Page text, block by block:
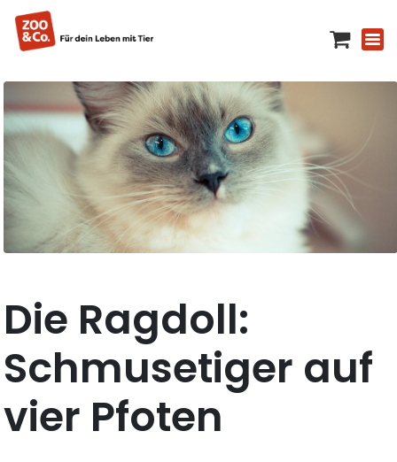
Die Ragdoll:
Schmusetiger auf
vier Pfoten